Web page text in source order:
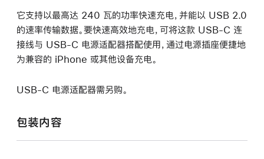
它支持以最高达 240 瓦的功率快速充电，并能以 USB 2.0
的速率传输数据。要快速高效地充电，可将这款 USB-C 连
接线与 USB-C 电源适配器搭配使用，通过电源插座便捷地
为兼容的 iPhone 或其他设备充电。
USB-C 电源适配器需另购。
包装内容